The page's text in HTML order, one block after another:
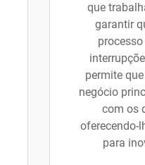
que
garantir
permite
negócio
com os
oferecendo-
para